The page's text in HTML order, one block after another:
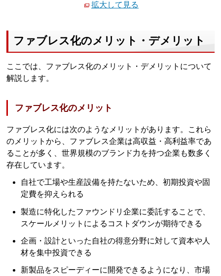
拡大して見る
ファブレス化のメリット・デメリット
ここでは、ファブレス化のメリット・デメリットについて
解説します。
ファブレス化のメリット
ファブレス化には次のようなメリットがあります。これら
のメリットから、ファブレス企業は高収益・高利益率であ
ることが多く、世界規模のブランド力を持つ企業も数多く
存在しています。
自社で工場や生産設備を持たないため、初期投資や固
定費を抑えられる
製造に特化したファウンドリ企業に委託することで、
スケールメリットによるコストダウンが期待できる
企画・設計といった自社の得意分野に対して資本や人
材を集中投資できる
新製品をスピーディーに開発できるようになり、市場